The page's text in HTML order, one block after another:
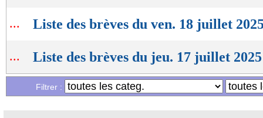
... Liste des brèves du ven. 18 juillet
... Liste des brèves du jeu. 17 juillet 2025
Filtrer :